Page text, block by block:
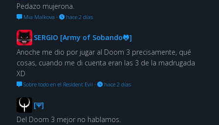
Pedazo mujerona.
Mia Malkova · hace 2 días
SERGIO [Army of Sobando🐸]
Anoche me dio por jugar al Doom 3 precisamente, qué
cosas, cuando me di cuenta eran las 3 de la madrugada
XD
Sobre todo en el Resident Evil · hace 2 días
[Ψ]
Del Doom 3 mejor no hablamos.